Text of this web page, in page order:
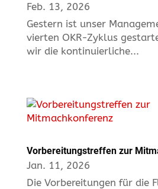
Feb. 13, 2026
Gestern ist unser
vierten OKR-Zyklus
wir die kontinuierliche...
Vorbereitungstreffen zur
Jan. 11, 2026
Die Vorbereitungen für die